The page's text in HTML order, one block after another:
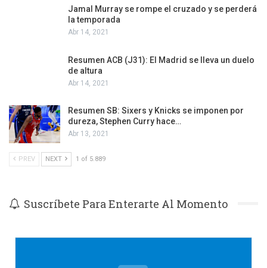
Jamal Murray se rompe el cruzado y se perderá
la temporada
Abr 14, 2021
Resumen ACB (J31): El Madrid se lleva un duelo
de altura
Abr 14, 2021
Resumen SB: Sixers y Knicks se imponen por
dureza, Stephen Curry hace…
Abr 13, 2021
PREV NEXT 1 of 5.889
Suscríbete Para Enterarte Al Momento